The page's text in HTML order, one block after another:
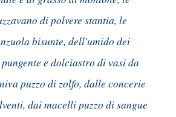
di polvere stantia, le
bisunte, dell'umido dei
e dolciastro di vasi da
puzzo di zolfo, dalle concerie
dai macelli puzzo di sangue